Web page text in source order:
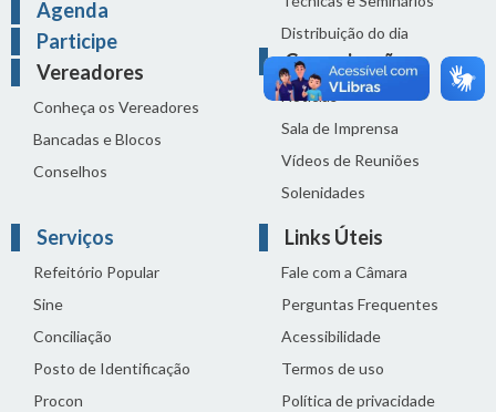
Agenda
Participe
Vereadores
Conheça os Vereadores
Bancadas e Blocos
Conselhos
Distribuição do dia
Comunicação
Notícias
Sala de Imprensa
Vídeos de Reuniões
Solenidades
Serviços
Refeitório Popular
Sine
Conciliação
Posto de Identificação
Procon
Links Úteis
Fale com a Câmara
Perguntas Frequentes
Acessibilidade
Termos de uso
Política de privacidade